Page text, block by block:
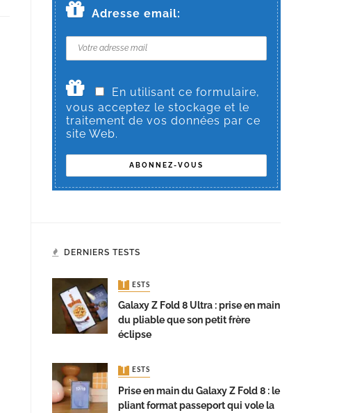
Adresse email:
En utilisant ce formulaire,
vous acceptez le stockage et le
traitement de vos données par ce
site Web.
DERNIERS TESTS
TESTS
Galaxy Z Fold 8 Ultra : prise en main
du pliable que son petit frère
éclipse
TESTS
Prise en main du Galaxy Z Fold 8 : le
pliant format passeport qui vole la